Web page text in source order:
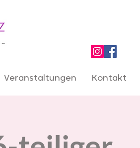
Veranstaltungen Kontakt